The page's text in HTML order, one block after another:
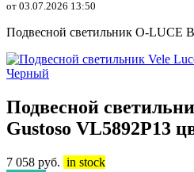
от 03.07.2026 13:50
Подвесной светильник O-LUCE
Подвесной
Gustoso VL5892P13
7 058 руб. in stock